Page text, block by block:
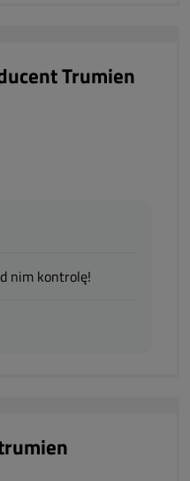
Trumien
nim kontrolę!